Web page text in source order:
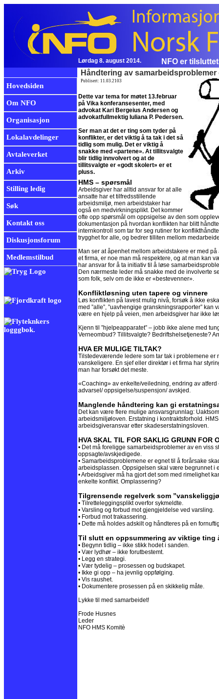
Lørdag 8. august 2014. NFO er
Hovedsiden
Om NFO
Organisasjon
Lokalavdelinger
Avtaleverket
Arkiv
Stilling ledig
Søk
Kontakt oss
Diskusjonsforum
Medlemstilbud
Håndtering av
Publisert: 11.03.2103
Dette var tema for møtet 13.februar
på Vika konferansesenter, med
advokat Kari Bergeius Andersen og
advokatfullmektig Iuliana P. Pedersen.
Ser man at det er ting som tyder på
konflikter, er det viktig å ta tak i det så
tidlig som mulig. Det er viktig å
snakke med «partene». At tillitsvalgte
blir tidlig innvolvert og at de
tillitsvalgte er «godt skolert» er et
pluss.
HMS – spørsmål
Arbeidsgiver har alltid ansvar for at alle
ansatte har et tilfredsstillende
arbeidsmiljø, men arbeidstaker har
også en medvirkningsplikt. Det kommer
ofte opp spørsmål om oppsigelse av den som
dokumentasjon på hvordan konflikten har blitt
internkontroll som tar for seg rutiner for
trygghet for alle, og bedrer tilliten mellom
Man ser at åpenhet mellom arbeidstakere er med
et firma, er noe man må respektere, og at man kan
har ansvar for å ta initiativ til å løse
Den nærmeste leder må snakke med de involverte
som folk, selv om de ikke er «bestevenner».
Konfliktløsning uten tapere og vinnere
Løs konflikten på lavest mulig nivå, forsøk å ikke
med ”alle”, ”uavhengige granskningsrapporter”
være en hjelp på veien, men arbeidsgiver har ikke
Kjenn til ”hjelpeapparatet” – jobb ikke alene med
Verneombud? Tillitsvalgte? Bedriftshelsetjeneste?
HVA ER MULIGE TILTAK?
Tilstedeværende ledere som tar tak i problemene er
vanskeligere. En sjef eller direktør i et firma har
man har forsøkt det meste.
«Coaching» av enkelte/veiledning, endring av
advarsel/ oppsigelse/suspensjon/ avskjed.
Manglende håndtering kan gi
Det kan være flere mulige ansvarsgrunnlag:
arbeidsmiljøloven. Erstatning i kontraktsforhold.
arbeidsgiveransvar etter skadeserstatningsloven.
HVA SKAL TIL FOR SAKLIG GRUNN FOR
• Det må foreligge samarbeidsproblemer av en viss
oppsagte/avskjedigede.
• Samarbeidsproblemene er egnet til å forårsake
arbeidsplassen. Oppsigelsen skal være begrunnet i
• Arbeidsgiver må ha gjort det som med rimelighet
enkelte konflikt. Omplassering?
Tilgrensende regelverk som
• Tilretteleggingsplikt overfor sykmeldte.
• Varsling og forbud mot gjengjeldelse ved varsling.
• Forbud mot trakassering.
• Dette må holdes adskilt og håndteres på en
Til slutt en oppsummering av viktige ting
• Begynn tidlig – ikke stikk hodet i sanden.
• Vær lydhør – ikke forutbestemt.
• Legg en strategi.
• Vær tydelig – prosessen og budskapet.
• Ikke gi opp – ha jevnlig oppfølging.
• Vis raushet.
• Dokumentere prosessen på en skikkelig måte.
Lykke til med samarbeidet!
Frode Husnes
Leder
NFO HMS Komitè